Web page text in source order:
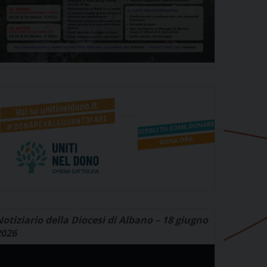
della Diocesi di Albano – 18 giugno